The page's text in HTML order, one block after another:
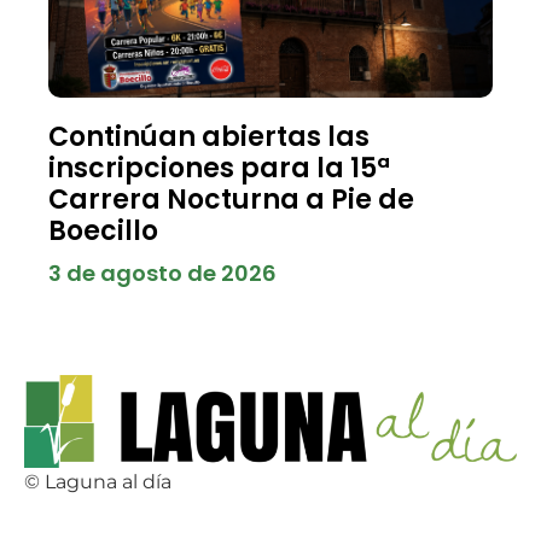
Continúan abiertas las
inscripciones para la 15ª
Carrera Nocturna a Pie de
Boecillo
3 de agosto de 2026
© Laguna al día